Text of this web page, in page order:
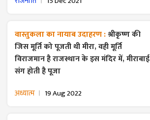
वास्तुकला का नायाब उदाहरण :श्रीकृष्ण की
जिस मूर्ति को पूजती थी मीरा, वही मूर्ति
विराजमान है राजस्थान के इस मंदिर में, मीराबाई
संग होती है पूजा
अध्यात्म 19 Aug 2022